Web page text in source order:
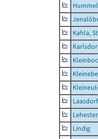
Kahla,
Laasdorf
Lindig